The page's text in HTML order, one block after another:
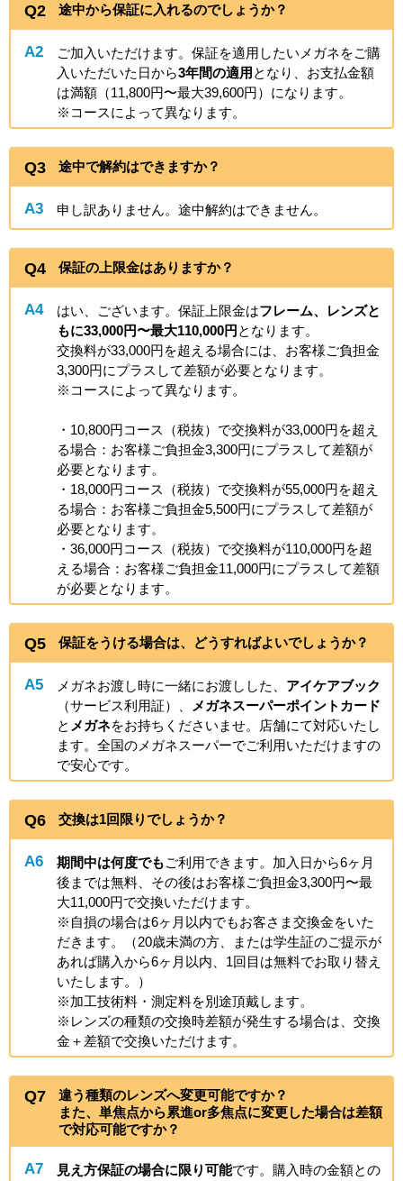
Q2 途中から保証に入れるのでしょうか？
A2
ご加入いただけます。保証を適用したいメガネをご購
入いただいた日から3年間の適用 となり、お支払金額
は満額（11,800円〜最大39,600円）になります。
※コースによって異なります。
Q3 途中で解約はできますか？
A3 申し訳ありません。途中解約はできません。
Q4 保証の上限金はありますか？
A4 はい、ございます。保証上限金はフレーム、レンズと
もに33,000円〜最大110,000円 となります。
交換料が33,000円を超える場合には、お客様ご負担金
3,300円にプラスして差額が必要となります。
※コースによって異なります。
・10,800円コース（税抜）で交換料が33,000円を超え
る場合：お客様ご負担金3,300円にプラスして差額が
必要となります。
・18,000円コース（税抜）で交換料が55,000円を超え
る場合：お客様ご負担金5,500円にプラスして差額が
必要となります。
・36,000円コース（税抜）で交換料が110,000円を超
える場合：お客様ご負担金11,000円にプラスして差額
が必要となります。
Q5 保証をうける場合は、どうすればよいでしょうか？
A5 メガネお渡し時に一緒にお渡しした、 アイケアブック
（サービス利用証）、
メガネスーパーポイントカード
と メガネをお持ちくださいませ。店舗にて対応いたし
ます。全国のメガネスーパーでご利用いただけますの
で安心です。
Q6 交換は1回限りでしょうか？
A6 期間中は何度でもご利用できます。加入日から6ヶ月
後までは無料、その後はお客様ご負担金3,300円〜最
大11,000円で交換いただけます。
※自損の場合は6ヶ月以内でもお客さま交換金をいた
だきます。（20歳未満の方、または学生証のご提示が
あれば購入から6ヶ月以内、1回目は無料でお取り替え
いたします。）
※加工技術料・測定料を別途頂戴します。
※レンズの種類の交換時差額が発生する場合は、交換
金＋差額で交換いただけます。
Q7
違う種類のレンズへ変更可能ですか？
また、単焦点から累進or多焦点に変更した場合は差額
で対応可能ですか？
A7 見え方保証の場合に限り可能です。購入時の金額との